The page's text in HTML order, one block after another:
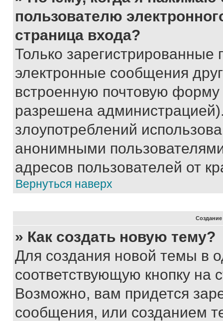
пользователю
страница входа?
Только зарегистрированные
электронные сообщения
встроенную почтовую
разрешена
злоупотреблений
анонимными
адресов пользователей от
Вернуться наверх
» Как создать новую тему?
Для создания новой темы в
соответствующую кнопку
Возможно, вам придется
сообщения, или созданием